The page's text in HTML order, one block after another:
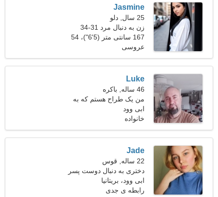
Jasmine
25 سال, دلو
زن به دنبال مرد 31-34
167 سانتی متر (5'6")، 54
کیلوگرم (119 پوند)
عروسی
Luke
46 ساله, باکره
من یک طراح هستم که به
دنبال زن کامل هستم
ابی وود
خانواده
Jade
22 ساله, قوس
دختری به دنبال دوست پسر
24-32
ابی وود، بریتانیا
رابطه ی جدی